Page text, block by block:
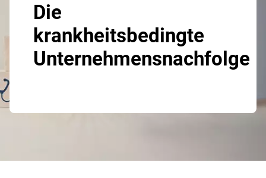
Die
krankheitsbedingte
Unternehmensnachfolge